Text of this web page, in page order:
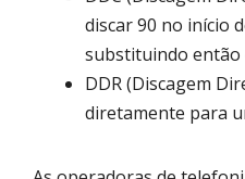
discar 90 no início
substituindo então
DDR (Discagem
diretamente para